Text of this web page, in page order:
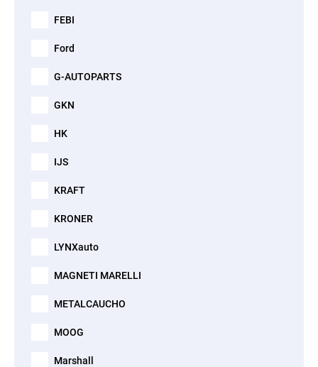
FEBI
Ford
G-AUTOPARTS
GKN
HK
IJS
KRAFT
KRONER
LYNXauto
MAGNETI MARELLI
METALCAUCHO
MOOG
Marshall